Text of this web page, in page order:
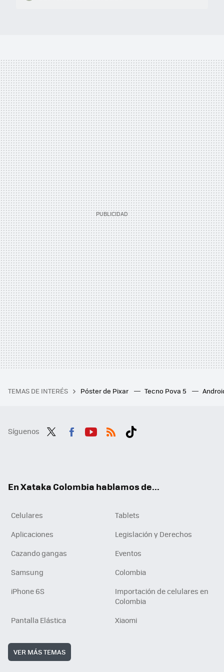
TEMAS DE INTERÉS Póster de Pixar Tecno Pova 5
Síguenos
En Xataka Colombia hablamos de...
Celulares
Tablets
Aplicaciones
Legislación y Derechos
Cazando gangas
Eventos
Samsung
Colombia
iPhone 6S
Importación de celulares en
Colombia
Pantalla Elástica
Xiaomi
VER MÁS TEMAS